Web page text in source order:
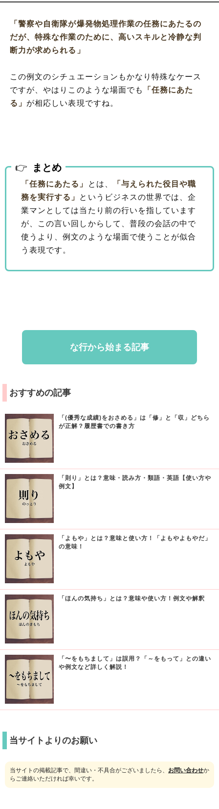
「警察や自衛隊が爆発物処理作業の任務にあたるの
だが、特殊な作業のために、高いスキルと冷静な判
断力が求められる」
この例文のシチュエーションもかなり特殊なケース
ですが、やはりこのような場面でも
「任務にあた
る」 が相応しい表現ですね。
まとめ
「任務にあたる」 とは、
「与えられた役目や職
務を実行する」 というビジネスの世界では、企
業マンとしては当たり前の行いを指しています
が、この言い回しからして、普段の会話の中で
使うより、例文のような場面で使うことが似合
う表現です。
な行から始まる記事
おすすめの記事
「(優秀な成績)をおさめる」は「修」と「収」どちら
が正解？履歴書での書き方
「則り」とは？意味・読み方・類語・英語【使い方や
例文】
「よもや」とは？意味と使い方！「よもやよもやだ」
の意味！
「ほんの気持ち」とは？意味や使い方！例文や解釈
「〜をもちまして」は誤用？「～をもって」との違い
や例文など詳しく解説！
当サイトよりのお願い
当サイトの掲載記事で、間違い・不具合がございましたら、 お問い合わせか
らご連絡いただければ幸いです。